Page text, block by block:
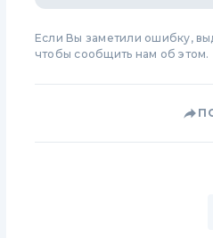
Если Вы заметили ошибку,
чтобы сообщить нам об этом.